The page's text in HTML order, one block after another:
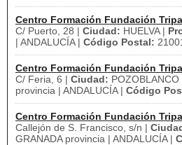
Centro Formación Fundación
C/ Puerto, 28 | Ciudad: HUELVA |
| ANDALUCÍA | Código Postal:
Centro Formación Fundación
C/ Feria, 6 | Ciudad: POZOBLANCO
provincia | ANDALUCÍA | Código
Centro Formación Fundación
Callejón de S. Francisco, s/n |
GRANADA provincia | ANDALUCÍA |